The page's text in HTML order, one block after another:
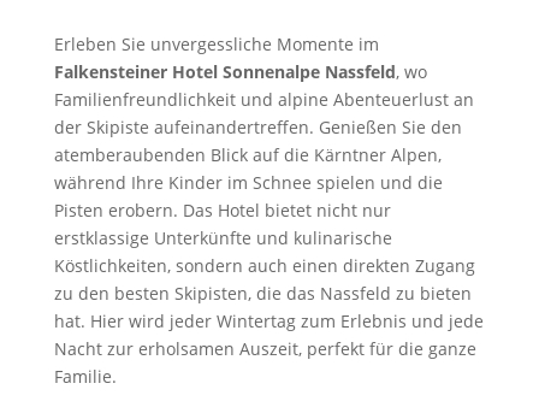
Erleben Sie unvergessliche Momente im
Falkensteiner Hotel Sonnenalpe Nassfeld, wo
Familienfreundlichkeit und alpine Abenteuerlust an
der Skipiste aufeinandertreffen. Genießen Sie den
atemberaubenden Blick auf die Kärntner Alpen,
während Ihre Kinder im Schnee spielen und die
Pisten erobern. Das Hotel bietet nicht nur
erstklassige Unterkünfte und kulinarische
Köstlichkeiten, sondern auch einen direkten Zugang
zu den besten Skipisten, die das Nassfeld zu bieten
hat. Hier wird jeder Wintertag zum Erlebnis und jede
Nacht zur erholsamen Auszeit, perfekt für die ganze
Familie.